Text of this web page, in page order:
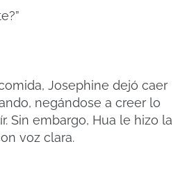
Josephine dejó caer
negándose a creer lo
Sin embargo, Hua le hizo la
voz clara.